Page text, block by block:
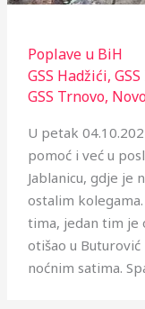
Poplave u BiH
GSS Hadžići,
GSS Trnovo,
U petak
pomoć i već u
Jablanicu, gdje je
ostalim
tima, jedan tim je
otišao u
noćnim satima.